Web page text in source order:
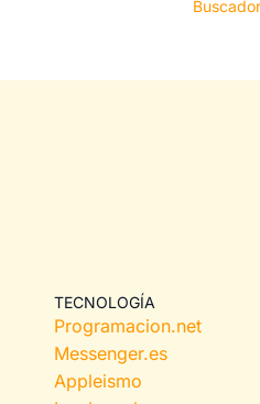
TECNOLOGÍA
Programacion.net
Messenger.es
Appleismo